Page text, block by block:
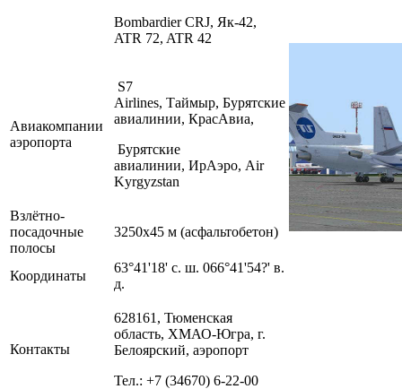
Bombardier CRJ, Як-42,
ATR 72, ATR 42
Авиакомпании
аэропорта
S7
Airlines, Таймыр, Бурятские
авиалинии, КрасАвиа,
Бурятские
авиалинии, ИрАэро, Air
Kyrgyzstan
Взлётно-
посадочные
полосы
3250х45 м (асфальтобетон)
Координаты
63°41'18' с. ш. 066°41'54?' в.
д.
Контакты
628161, Тюменская
область, ХМАО-Югра, г.
Белоярский, аэропорт
Тел.: +7 (34670) 6-22-00